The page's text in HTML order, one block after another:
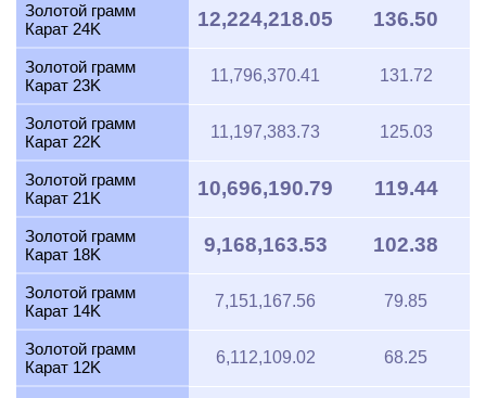
Золотой грамм
Карат 24K
12,224,218.05 136.50
Золотой грамм
Карат 23K
11,796,370.41 131.72
Золотой грамм
Карат 22K
11,197,383.73 125.03
Золотой грамм
Карат 21K
10,696,190.79 119.44
Золотой грамм
Карат 18K
9,168,163.53 102.38
Золотой грамм
Карат 14K
7,151,167.56 79.85
Золотой грамм
Карат 12K
6,112,109.02 68.25